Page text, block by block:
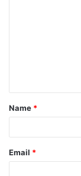
t
*
Name *
Email *